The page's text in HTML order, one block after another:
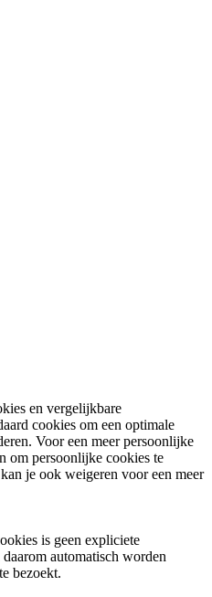
en vergelijkbare
cookies om een optimale
Voor een meer persoonlijke
om persoonlijke cookies te
je ook weigeren voor een meer
is geen expliciete
automatisch worden
bezoekt.